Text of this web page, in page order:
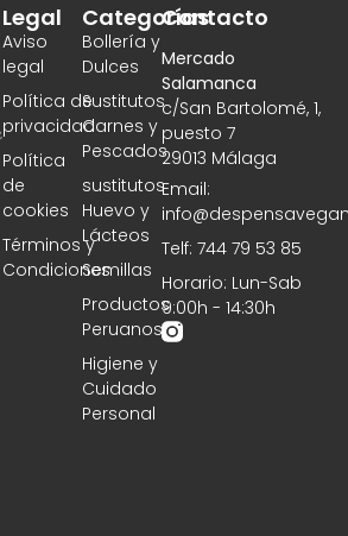
Categorías
Bollería y
Dulces
Sustitutos
Carnes y
Pescados
sustitutos
Huevo y
Lácteos
Semillas
Productos
Peruanos
Higiene y
Cuidado
Personal
Legal
Aviso
legal
Política de
privacidad
Política
de
cookies
Términos y
Condiciones
Contacto
Mercado
Salamanca
c/San Bartolomé, 1,
puesto 7
29013 Málaga
Email:
Telf: 744 79 53 85
Horario: Lun-Sab
9:00h - 14:30h